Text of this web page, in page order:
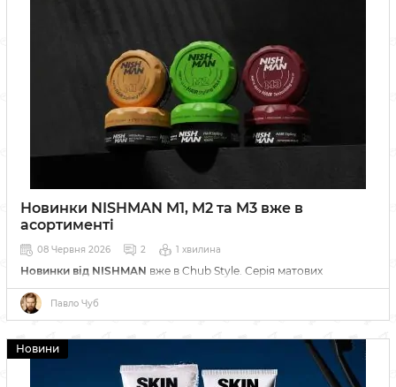
Новинки NISHMAN M1, M2 та M3 вже в
асортименті
08 Червня 2026 2 1 хвилина
Новинки від NISHMAN вже в Chub Style. Серія матових
стайлінгів M1, M2 та M3 допоможе створити текстурну укладку з
надійною фіксацією та природним фінішем.
Павло Чуб
Новини